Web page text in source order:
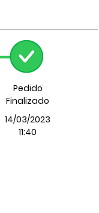
Pedido
Finalizado
14/03/2023
11:40